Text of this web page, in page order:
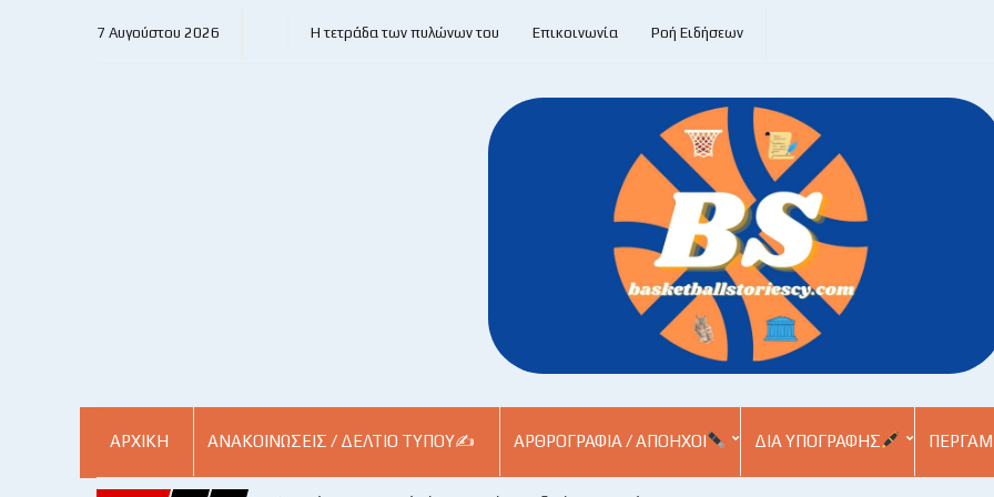
7 Αυγούστου 2026 Η τετράδα των πυλώνων του Επικοινωνία Ροή Ειδήσεων
ΑΡΧΙΚΗ ΑΝΑΚΟΙΝΏΣΕΙΣ / ΔΕΛΤΊΟ ΤΎΠΟΥ✍ ΑΡΘΡΟΓΡΑΦΊΑ / ΑΠΌΗΧΟΙ ΔΙΑ ΥΠΟΓΡΑΦΉΣ